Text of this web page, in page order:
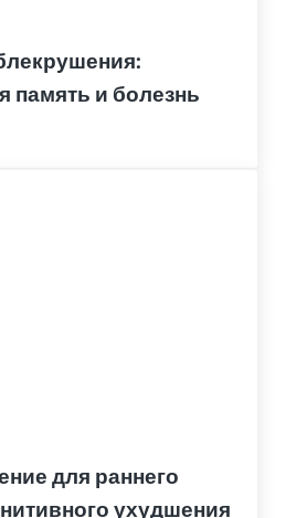
память и болезнь
для раннего
ухудшения